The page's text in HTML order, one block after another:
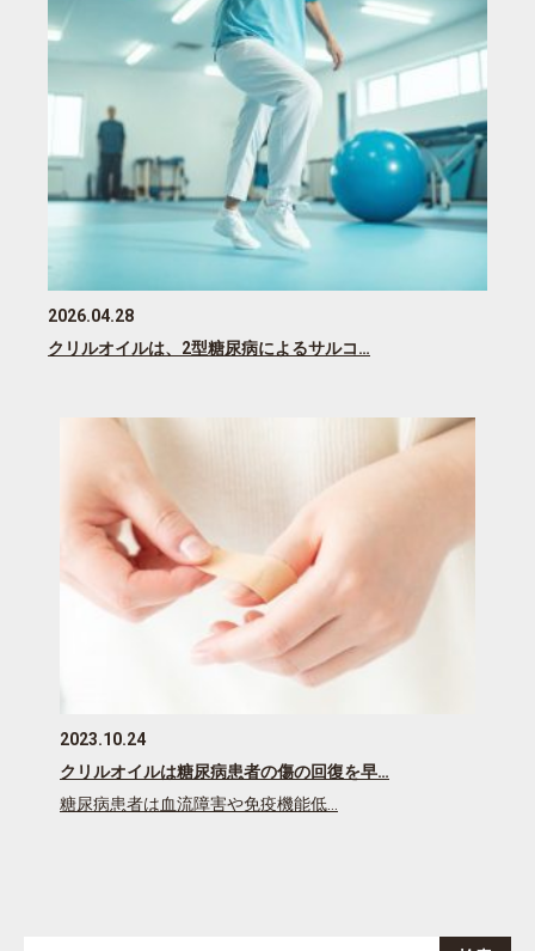
2026.04.28
クリルオイルは、2型糖尿病によるサルコ…
2023.10.24
クリルオイルは糖尿病患者の傷の回復を早…
糖尿病患者は血流障害や免疫機能低…